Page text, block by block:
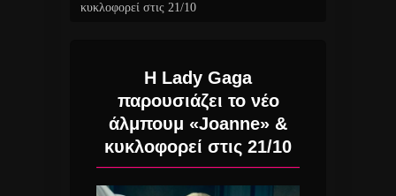
κυκλοφορεί στις 21/10
Η Lady Gaga
παρουσιάζει το νέο
άλμπουμ «Joanne» &
κυκλοφορεί στις 21/10